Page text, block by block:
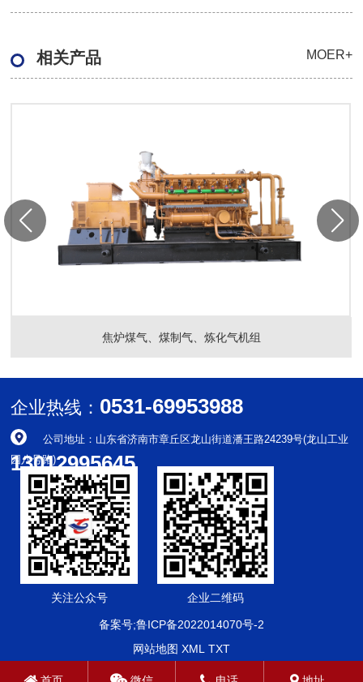
相关产品 MOER+
焦炉煤气、煤制气、炼化气机组
企业热线： 0531-69953988
13012995645
公司地址：山东省济南市章丘区龙山街道潘王路24239号(龙山工业
园八号路)
关注公众号 企业二维码
备案号;鲁ICP备2022014070号-2
网站地图 XML TXT